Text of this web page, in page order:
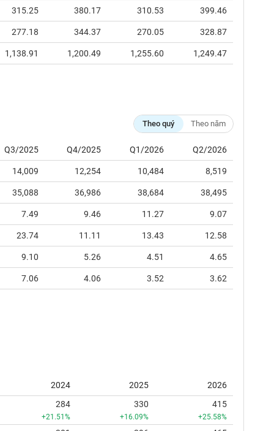
315.25 380.17 310.53 399.46
277.18 344.37 270.05 328.87
1,138.91 1,200.49 1,255.60 1,249.47
Theo quý Theo năm
Q3/2025 Q4/2025 Q1/2026 Q2/2026
14,009 12,254 10,484 8,519
35,088 36,986 38,684 38,495
7.49 9.46 11.27 9.07
23.74 11.11 13.43 12.58
9.10 5.26 4.51 4.65
7.06 4.06 3.52 3.62
2024 2025
2026
284
+21.51%
330
+16.09%
415
+25.58%